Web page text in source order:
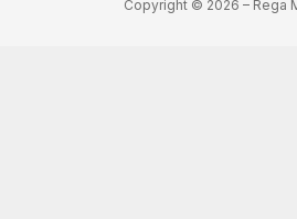
Copyright © 2026 – Rega